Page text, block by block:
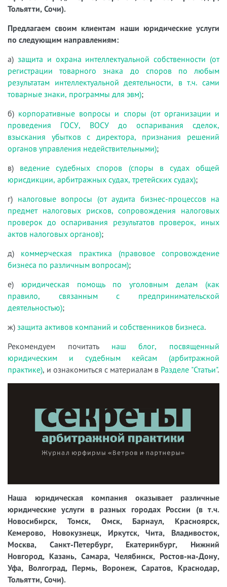
Тольятти, Сочи).
Предлагаем своим клиентам наши юридические услуги
по следующим направлениям:
а) защита и охрана интеллектуальной собственности (от
регистрации товарного знака до споров по любым
результатам интеллектуальной деятельности, в т.ч. сами
товарные знаки, программы для эвм);
б) корпоративные вопросы и споры (от организации и
проведения ГОСУ, ВОСУ до оспаривания сделок,
взыскания убытков с директора, признания решений
органов управления недействительными);
в) ведение судебных споров (споры в судах общей
юрисдикции, арбитражных судах, третейских судах);
г) налоговые вопросы (от аудита бизнес-процессов на
предмет налоговых рисков, сопровождения налоговых
проверок до оспаривания результатов проверок, иных
актов налоговых органов);
д) коммерческая практика (правовое сопровождение
бизнеса по различным вопросам);
е) юридическая помощь по уголовным делам (как
правило, связанным с предпринимательской
деятельностью);
ж) защита активов компаний и собственников бизнеса.
Рекомендуем почитать наш блог, посвященный
юридическим и судебным кейсам (арбитражной
практике), и ознакомиться с материалам в Разделе "Статьи".
Наша юридическая компания оказывает различные
юридические услуги в разных городах России (в т.ч.
Новосибирск, Томск, Омск, Барнаул, Красноярск,
Кемерово, Новокузнецк, Иркутск, Чита, Владивосток,
Москва, Санкт-Петербург, Екатеринбург, Нижний
Новгород, Казань, Самара, Челябинск, Ростов-на-Дону,
Уфа, Волгоград, Пермь, Воронеж, Саратов, Краснодар,
Тольятти, Сочи).